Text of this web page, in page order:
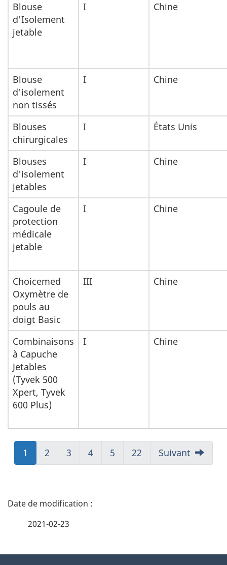
Blouse
d'Isolement
jetable
I Chine
Blouse
d'isolement
non tissés
I Chine
Blouses
chirurgicales
I États Unis
Blouses
d'isolement
jetables
I Chine
Cagoule de
protection
médicale
jetable
I Chine
Choicemed
Oxymètre de
pouls au
doigt Basic
III Chine
Combinaisons
à Capuche
Jetables
(Tyvek 500
Xpert, Tyvek
600 Plus)
I Chine
Aller
à:
1
Aller
à:
2
Aller
à:
3
Aller
à:
4
Aller
à:
5
Aller
à:
22 Suivant
D
2021-02-23